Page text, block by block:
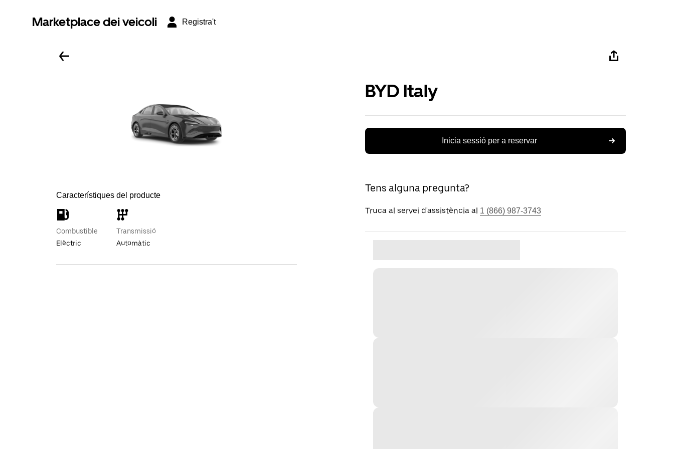
Marketplace dei veicoli Registra't
Característiques del producte
Combustible
Elèctric
Transmissió
Automàtic
BYD Italy
Inicia sessió per a reservar
Tens alguna pregunta?
Truca al servei d'assistència al 1 (866) 987-3743